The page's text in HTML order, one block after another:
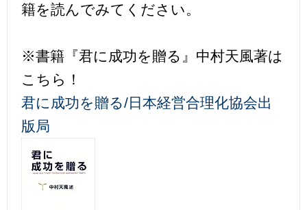
籍を読んでみてください。
※書籍『君に成功を贈る』中村天風著は
こちら！
君に成功を贈る/日本経営合理化協会出
版局